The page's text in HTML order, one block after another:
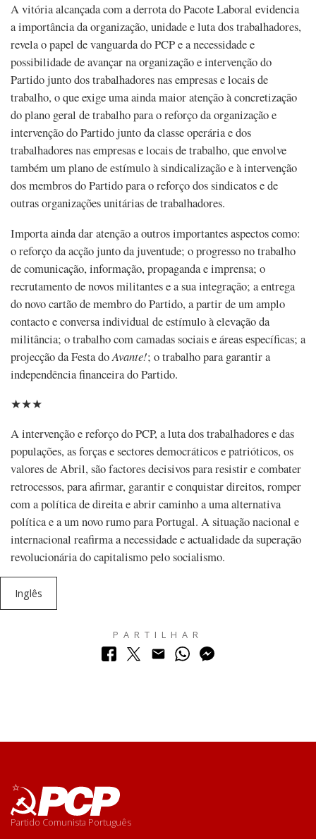
A vitória alcançada com a derrota do Pacote Laboral evidencia
a importância da organização, unidade e luta dos trabalhadores,
revela o papel de vanguarda do PCP e a necessidade e
possibilidade de avançar na organização e intervenção do
Partido junto dos trabalhadores nas empresas e locais de
trabalho, o que exige uma ainda maior atenção à concretização
do plano geral de trabalho para o reforço da organização e
intervenção do Partido junto da classe operária e dos
trabalhadores nas empresas e locais de trabalho, que envolve
também um plano de estímulo à sindicalização e à intervenção
dos membros do Partido para o reforço dos sindicatos e de
outras organizações unitárias de trabalhadores.
Importa ainda dar atenção a outros importantes aspectos como:
o reforço da acção junto da juventude; o progresso no trabalho
de comunicação, informação, propaganda e imprensa; o
recrutamento de novos militantes e a sua integração; a entrega
do novo cartão de membro do Partido, a partir de um amplo
contacto e conversa individual de estímulo à elevação da
militância; o trabalho com camadas sociais e áreas específicas; a
projecção da Festa doAvante!; o trabalho para garantir a
independência financeira do Partido.
★★★
A intervenção e reforço do PCP, a luta dos trabalhadores e das
populações, as forças e sectores democráticos e patrióticos, os
valores de Abril, são factores decisivos para resistir e combater
retrocessos, para afirmar, garantir e conquistar direitos, romper
com a política de direita e abrir caminho a uma alternativa
política e a um novo rumo para Portugal. A situação nacional e
internacional reafirma a necessidade e actualidade da superação
revolucionária do capitalismo pelo socialismo.
Inglês
PARTILHAR
Partido Comunista Português